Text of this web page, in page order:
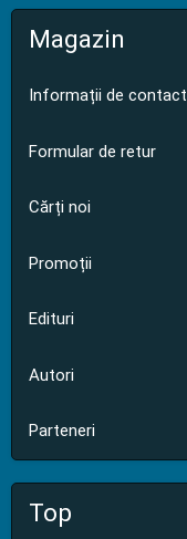
Magazin
Informații de contact
Formular de retur
Cărți noi
Promoții
Edituri
Autori
Parteneri
Top